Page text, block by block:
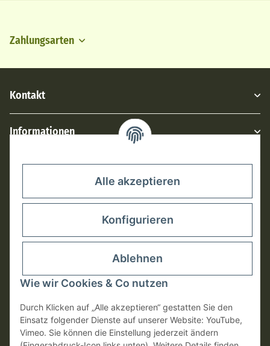
Alle akzeptieren
Konfigurieren
Ablehnen
Wie wir Cookies & Co nutzen
Durch Klicken auf „Alle akzeptieren“ gestatten Sie den
Einsatz folgender Dienste auf unserer Website: YouTube,
Vimeo. Sie können die Einstellung jederzeit ändern
Zahlungsarten
Kontakt
Informationen
Rechtliches